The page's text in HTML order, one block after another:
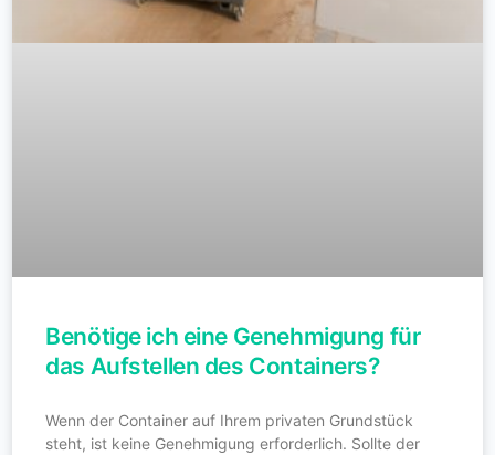
Benötige ich eine Genehmigung für
das Aufstellen des Containers?
Wenn der Container auf Ihrem privaten Grundstück
steht, ist keine Genehmigung erforderlich. Sollte der